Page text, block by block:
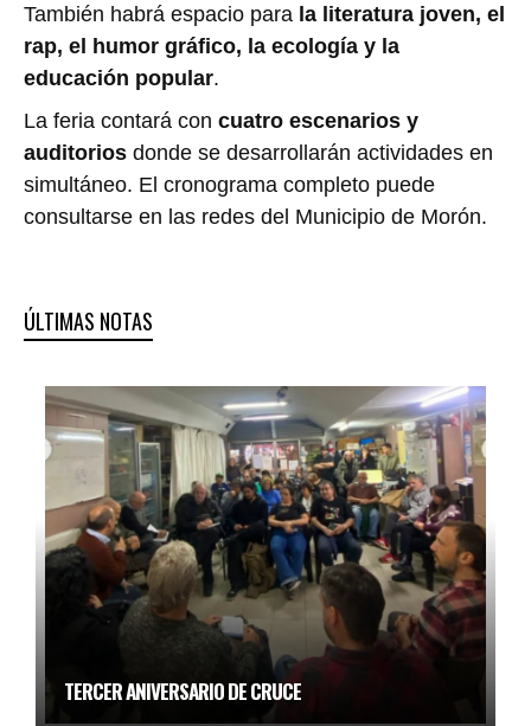
También habrá espacio para la literatura joven, el
rap, el humor gráfico, la ecología y la
educación popular.
La feria contará con cuatro escenarios y
auditorios donde se desarrollarán actividades en
simultáneo. El cronograma completo puede
consultarse en las redes del Municipio de Morón.
ÚLTIMAS NOTAS
TERCER ANIVERSARIO DE CRUCE